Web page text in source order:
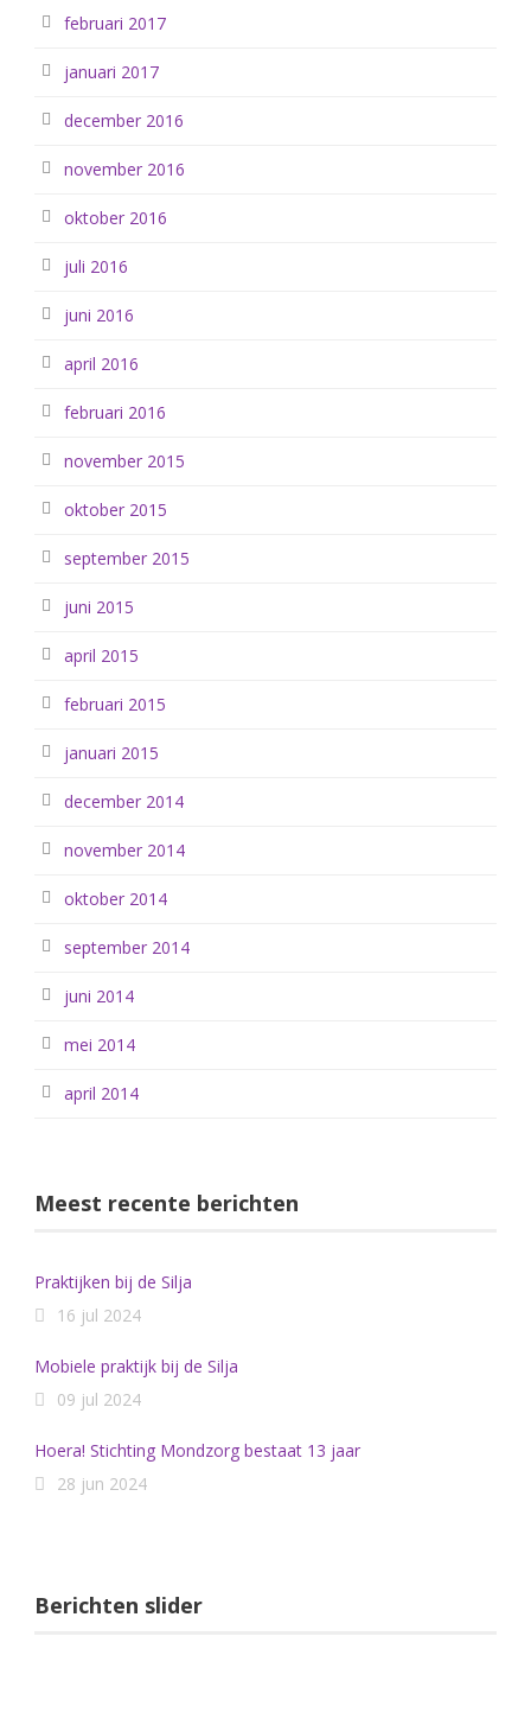
februari 2017
januari 2017
december 2016
november 2016
oktober 2016
juli 2016
juni 2016
april 2016
februari 2016
november 2015
oktober 2015
september 2015
juni 2015
april 2015
februari 2015
januari 2015
december 2014
november 2014
oktober 2014
september 2014
juni 2014
mei 2014
april 2014
Meest recente berichten
Praktijken bij de Silja
16 jul 2024
Mobiele praktijk bij de Silja
09 jul 2024
Hoera! Stichting Mondzorg bestaat 13 jaar
28 jun 2024
Berichten slider